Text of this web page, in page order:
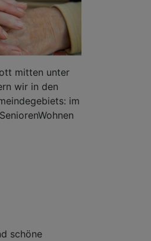
mitten unter
wir in den
im
schöne